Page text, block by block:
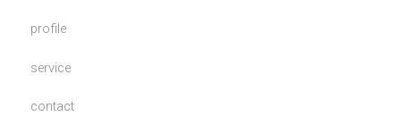
profile
service
contact